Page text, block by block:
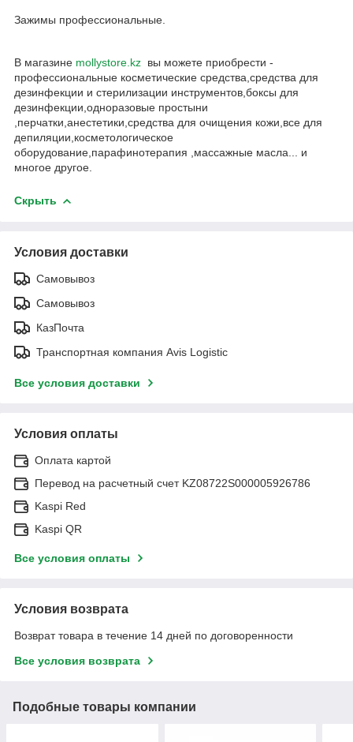
Зажимы профессиональные.
В магазине mollystore.kz вы можете приобрести -
профессиональные косметические средства,средства для
дезинфекции и стерилизации инструментов,боксы для
дезинфекции,одноразовые простыни
,перчатки,анестетики,средства для очищения кожи,все для
депиляции,косметологическое
оборудование,парафинотерапия ,массажные масла... и
многое другое.
Скрыть
Условия доставки
Самовывоз
Самовывоз
КазПочта
Транспортная компания Avis Logistic
Все условия доставки
Условия оплаты
Оплата картой
Перевод на расчетный счет KZ08722S000005926786
Kaspi Red
Kaspi QR
Все условия оплаты
Условия возврата
Возврат товара в течение 14 дней по договоренности
Все условия возврата
Подобные товары компании